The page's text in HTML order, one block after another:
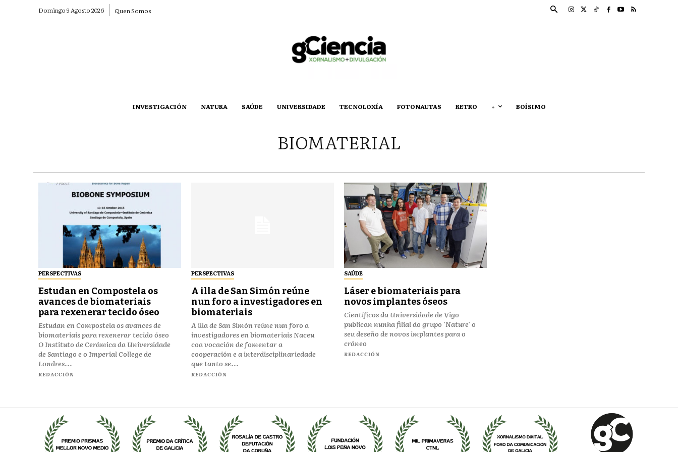
Domingo 9 Agosto 2026 Quen Somos
INVESTIGACIÓN NATURA SAÚDE UNIVERSIDADE TECNOLOXÍA FOTONAUTAS RETRO + BOÍSIMO
BIOMATERIAL
PERSPECTIVAS
Estudan en Compostela os
avances de biomateriais
para rexenerar tecido óseo
Estudan en Compostela os avances de
biomateriais para rexenerar tecido óseo
O Instituto de Cerámica da Universidade
de Santiago e o Imperial College de
Londres...
REDACCIÓN
PERSPECTIVAS
A illa de San Simón reúne
nun foro a investigadores en
biomateriais
A illa de San Simón reúne nun foro a
investigadores en biomateriais Naceu
coa vocación de fomentar a
cooperación e a interdisciplinariedade
que tanto se...
REDACCIÓN
SAÚDE
Láser e biomateriais para
novos implantes óseos
Científicos da Universidade de Vigo
publican nunha filial do grupo 'Nature' o
seu deseño de novos implantes para o
cráneo
REDACCIÓN